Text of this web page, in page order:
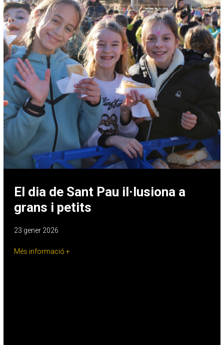
El dia de Sant Pau il·lusiona a
grans i petits
23 gener 2026
Més informació +